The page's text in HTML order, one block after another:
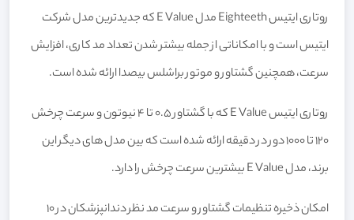
روتاری ایتیس Eighteeth مدل E Value که جدیدترین مدل شرکت
ایتیس است و با امکاناتی از جمله بیشتر شدن تعداد مد کاری، افزایش
سرعت، همچنین گشتاور و موتور براشلس بیصدا ارائه شده است.
روتاری ایتیس E Value که با گشتاور 0.5 تا 4 نیوتون و سرعت چرخش
120 تا 1000 دور در دقیقه ارائه شده است که بین مدل های دیگر این
برند، مدل E Value بیشترین سرعت چرخش را دارد.
امکان ذخیره تنظیمات گشتاور و سرعت مد نظر دندانپزشکان در 10